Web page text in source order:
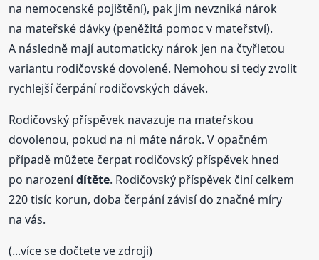
na nemocenské pojištění), pak jim nevzniká nárok
na mateřské dávky (peněžitá pomoc v mateřství).
A následně mají automaticky nárok jen na čtyřletou
variantu rodičovské dovolené. Nemohou si tedy zvolit
rychlejší čerpání rodičovských dávek.
Rodičovský příspěvek navazuje na mateřskou
dovolenou, pokud na ni máte nárok. V opačném
případě můžete čerpat rodičovský příspěvek hned
po narozenídítěte. Rodičovský příspěvek činí celkem
220 tisíc korun, doba čerpání závisí do značné míry
na vás.
(...více se dočtete ve zdroji)